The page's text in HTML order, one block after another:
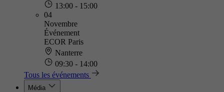
13:00 - 15:00
04
Novembre
Événement
ECOR Paris
Nanterre
09:30 - 14:00
Tous les événements
Média